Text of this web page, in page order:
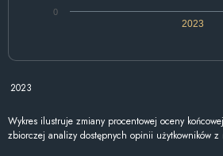
2023
0
2023
Wykres ilustruje zmiany procentowej oceny
zbiorczej analizy dostępnych opinii użytkowników z